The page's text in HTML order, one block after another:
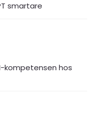
smartare
kompetensen hos